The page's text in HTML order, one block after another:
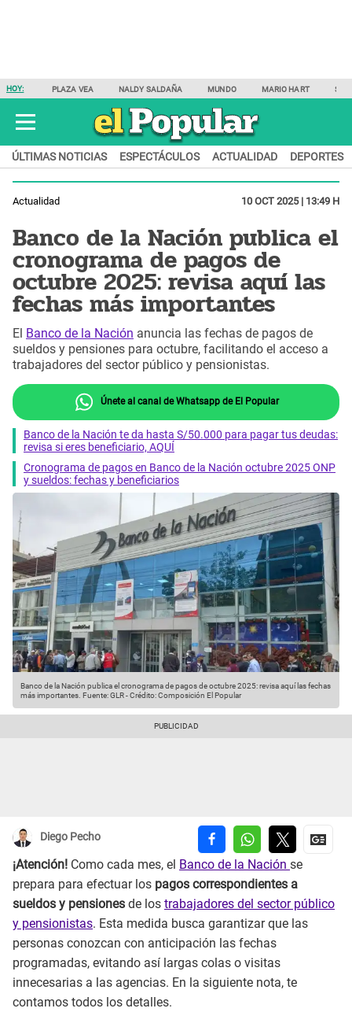
HOY: PLAZA VEA NALDY SALDAÑA MUNDO MARIO HART
ÚLTIMAS NOTICIAS ESPECTÁCULOS ACTUALIDAD DEPORTES
Actualidad 10 OCT 2025 | 13:49 H
Banco de la Nación publica el
cronograma de pagos de
octubre 2025: revisa aquí las
fechas más importantes
El Banco de la Nación anuncia las fechas de pagos de
sueldos y pensiones para octubre, facilitando el acceso a
trabajadores del sector público y pensionistas.
Únete al canal de Whatsapp de El Popular
Banco de la Nación te da hasta S/50.000 para pagar tus deudas:
revisa si eres beneficiario, AQUÍ
Cronograma de pagos en Banco de la Nación octubre 2025 ONP
y sueldos: fechas y beneficiarios
Banco de la Nación publica el cronograma de pagos de octubre 2025: revisa aquí las fechas
más importantes. Fuente: GLR-Crédito: Composición El Popular
Diego Pecho
¡Atención! Como cada mes, el Banco de la Nación se
prepara para efectuar los pagos correspondientes a
sueldos y pensiones de los trabajadores del sector público
y pensionistas. Esta medida busca garantizar que las
personas conozcan con anticipación las fechas
programadas, evitando así largas colas o visitas
innecesarias a las agencias. En la siguiente nota, te
contamos todos los detalles.